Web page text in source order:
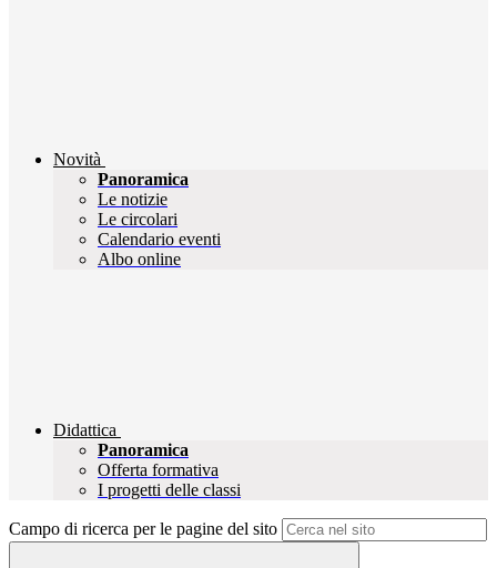
Novità
Panoramica
Le notizie
Le circolari
Calendario eventi
Albo online
Didattica
Panoramica
Offerta formativa
I progetti delle classi
Campo di ricerca per le pagine del sito